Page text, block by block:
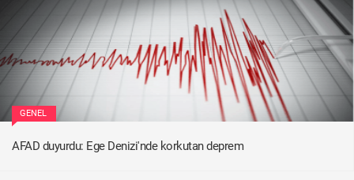
GENEL
AFAD duyurdu: Ege Denizi'nde korkutan deprem